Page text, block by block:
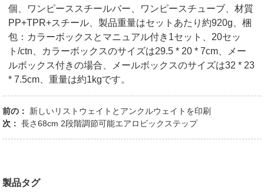
個、ワンピーススチールバー、ワンピースチューブ、材質
PP+TPR+スチール、製品重量はセットあたり約920g、梱
包：カラーボックスとマニュアル付き1セット、20セッ
ト/ctn、カラーボックスのサイズは29.5 * 20 * 7cm、メー
ルボックス付きの場合、メールボックスのサイズは32 * 23
* 7.5cm、重量は約1kgです。
前の：
新しいリストウェイトとアンクルウェイトを印刷
次： 長さ68cm 2段階調節可能エアロビックステップ
製品タグ